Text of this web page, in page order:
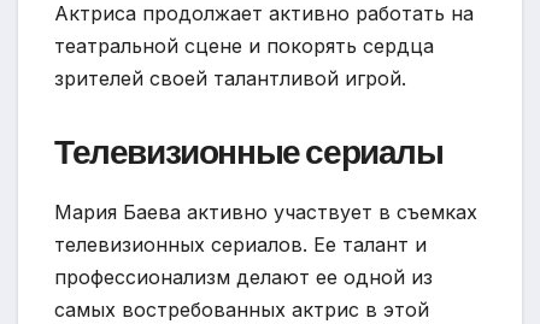
Актриса продолжает активно работать на
театральной сцене и покорять сердца
зрителей своей талантливой игрой.
Телевизионные сериалы
Мария Баева активно участвует в съемках
телевизионных сериалов. Ее талант и
профессионализм делают ее одной из
самых востребованных актрис в этой